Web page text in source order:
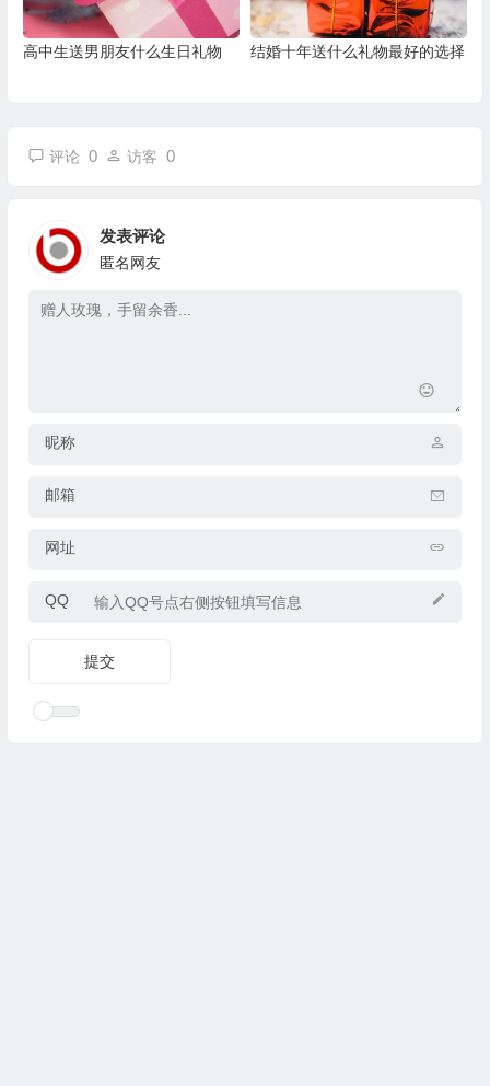
高中生送男朋友什么生日礼物 结婚十年送什么礼物最好的选择
评论 0 访客 0
发表评论
匿名网友
昵称
邮箱
网址
QQ